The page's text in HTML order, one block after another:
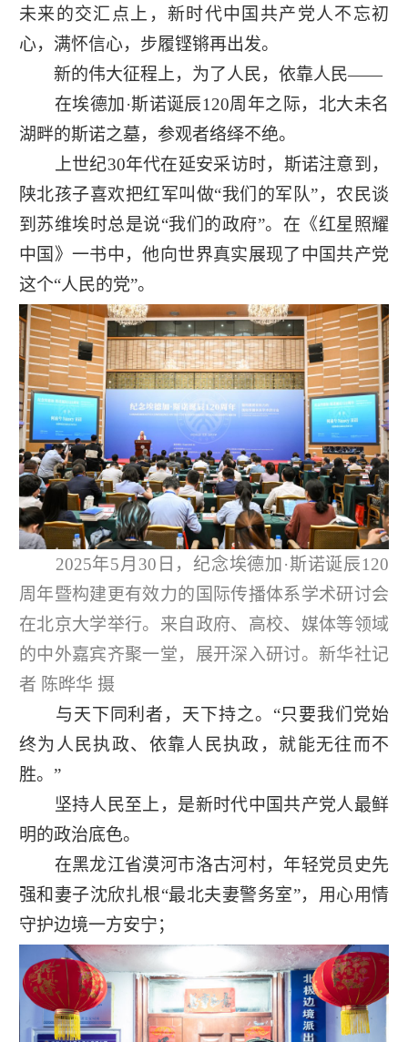
未来的交汇点上，新时代中国共产党人不忘初
心，满怀信心，步履铿锵再出发。
新的伟大征程上，为了人民，依靠人民——
在埃德加·斯诺诞辰120周年之际，北大未名
湖畔的斯诺之墓，参观者络绎不绝。
上世纪30年代在延安采访时，斯诺注意到，
陕北孩子喜欢把红军叫做“我们的军队”，农民谈
到苏维埃时总是说“我们的政府”。在《红星照耀
中国》一书中，他向世界真实展现了中国共产党
这个“人民的党”。
2025年5月30日，纪念埃德加·斯诺诞辰120
周年暨构建更有效力的国际传播体系学术研讨会
在北京大学举行。来自政府、高校、媒体等领域
的中外嘉宾齐聚一堂，展开深入研讨。新华社记
者 陈晔华 摄
与天下同利者，天下持之。“只要我们党始
终为人民执政、依靠人民执政，就能无往而不
胜。”
坚持人民至上，是新时代中国共产党人最鲜
明的政治底色。
在黑龙江省漠河市洛古河村，年轻党员史先
强和妻子沈欣扎根“最北夫妻警务室”，用心用情
守护边境一方安宁；